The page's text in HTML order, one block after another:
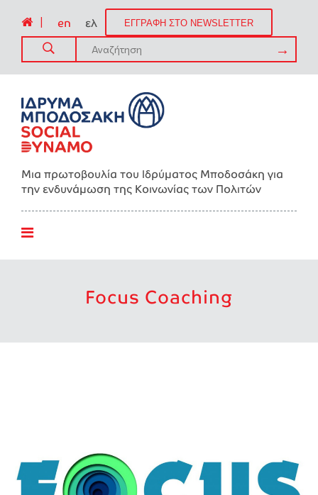
en ελ ΕΓΓΡΑΦΗ ΣΤΟ NEWSLETTER
Μια πρωτοβουλία του Ιδρύματος Μποδοσάκη για
την ενδυνάμωση της Kοινωνίας των Πολιτών
Focus Coaching